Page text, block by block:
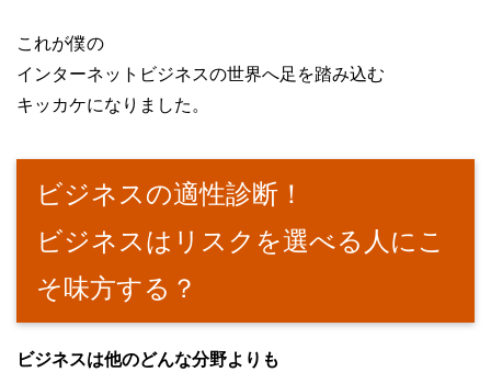
これが僕の
インターネットビジネスの世界へ足を踏み込む
キッカケになりました。
ビジネスの適性診断！
ビジネスはリスクを選べる人にこ
そ味方する？
ビジネスは他のどんな分野よりも